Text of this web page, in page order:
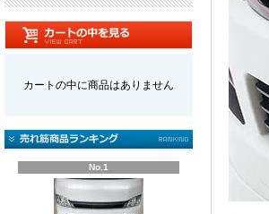
カートの中に商品はありません
No.1